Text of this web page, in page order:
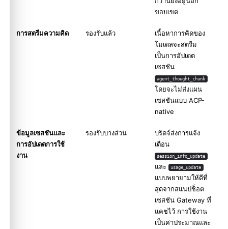
ขอบเขต
การสตรีมความคิด รองรับแล้ว
เนื้อหาการคิดของ
โมเดลจะสตรีม
เป็นการอัปเดต
เซสชัน
agent_thought_chunk
โดยจะไม่ส่งแผน
เซสชันแบบ ACP-
native
ข้อมูลเซสชันและ
การอัปเดตการใช้
งาน
รองรับบางส่วน
บริดจ์ส่งการแจ้ง
เตือน
session_info_update
และ usage_update
แบบพยายามให้ดีที่
สุดจากสแนปช็อต
เซสชัน Gateway ที่
แคชไว้ การใช้งาน
เป็นค่าประมาณและ